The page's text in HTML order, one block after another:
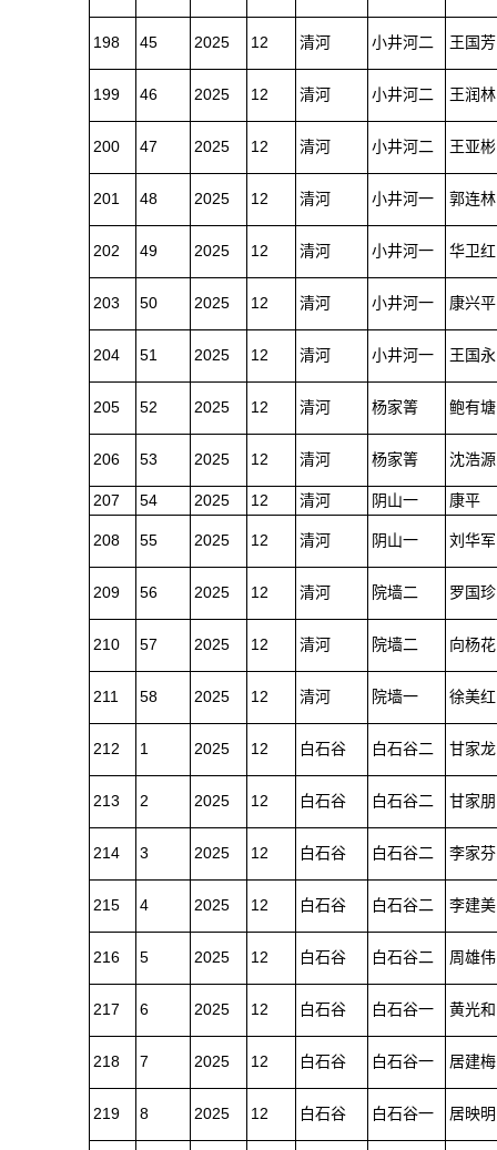
198 45 2025 12 清河 小井河二 王国芳
199 46 2025 12 清河 小井河二 王润林
200 47 2025 12 清河 小井河二 王亚彬
201 48 2025 12 清河 小井河一 郭连林
202 49 2025 12 清河 小井河一 华卫红
203 50 2025 12 清河 小井河一 康兴平
204 51 2025 12 清河 小井河一 王国永
205 52 2025 12 清河 杨家箐 鲍有塘
206 53 2025 12 清河 杨家箐 沈浩源
207 54 2025 12 清河 阴山一 康平
208 55 2025 12 清河 阴山一 刘华军
209 56 2025 12 清河 院墙二 罗国珍
210 57 2025 12 清河 院墙二 向杨花
211 58 2025 12 清河 院墙一 徐美红
212 1 2025 12 白石谷 白石谷二 甘家龙
213 2 2025 12 白石谷 白石谷二 甘家朋
214 3 2025 12 白石谷 白石谷二 李家芬
215 4 2025 12 白石谷 白石谷二 李建美
216 5 2025 12 白石谷 白石谷二 周雄伟
217 6 2025 12 白石谷 白石谷一 黄光和
218 7 2025 12 白石谷 白石谷一 居建梅
219 8 2025 12 白石谷 白石谷一 居映明